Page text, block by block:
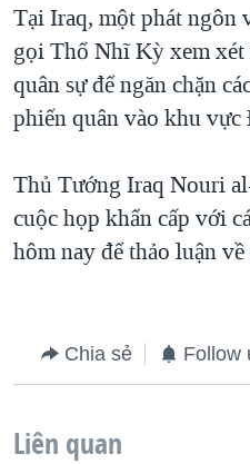
Tại Iraq, một phát ngôn
gọi Thổ Nhĩ Kỳ xem
quân sự để ngăn chặn
phiến quân vào khu
Thủ Tướng Iraq Nouri
cuộc họp khẩn cấp với
hôm nay để thảo luận
Chia sẻ Follow
Liên quan